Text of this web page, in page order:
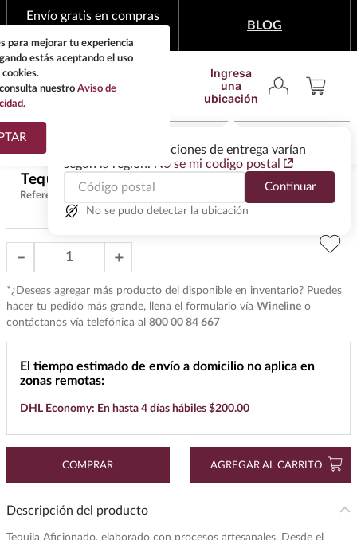
Envío gratis en compras
BLOG
Ingresa
una
ubicación
Las ofertas y las opciones de entrega varían
según la región. No se mi codigo postal
Continuar
No se pudo detectar la ubicación
¿Qué estas buscando?
Tequila Aficionado Reposado 750 ml $829
Referencia T7537
＋
－
*¿Deseas agregar más producto del disponible en inventario? Puedes
hacer tu pedido más grande, llena el formulario vía Wineline o
contáctanos vía telefónica al 800 00 84 667
El tiempo estimado de envío a domicilio no aplica en
zonas remotas:
DHL Economy: En hasta 4 días hábiles $200.00
COMPRAR AGREGAR AL CARRITO
Descripción del producto
Tequila Aficionado, elaborado con procesos artesanales. Desde el
TÉRMINOS MÁS
BUSCADOS
tequila
2.
whisky
3.
tequilas
4.
ron
5.
mezcal
7.
buchanans
8.
maestro dobel
9.
don julio
black label
para mejorar tu experiencia
estás aceptando el uso
nuestro Aviso de